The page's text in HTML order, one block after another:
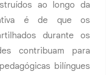
ao longo da
é de que os
durante os
contribuam para
bilíngues